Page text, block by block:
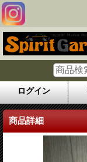
ログイン
商品詳細